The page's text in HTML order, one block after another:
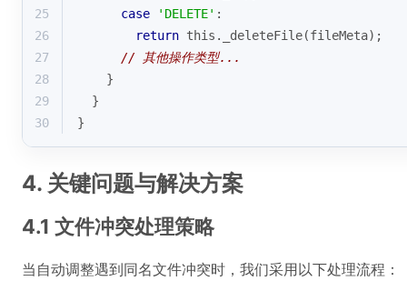
25
case 'DELETE' :
26
return this ._deleteFile(fileMeta);
27
// 其他操作类型...
28
    }
29
  }
30
}
4. 关键问题与解决方案
4.1 文件冲突处理策略
当自动调整遇到同名文件冲突时，我们采用以下处理流程：